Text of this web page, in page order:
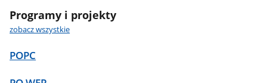
Programy i projekty
zobacz wszystkie
POPC